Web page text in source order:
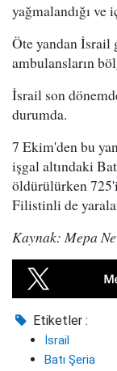
yağmalandığı
Öte yandan İsrail
ambulansların
İsrail son
durumda.
7 Ekim'den bu
işgal altındaki
öldürülürken
Filistinli de
Kaynak: Mepa
Etiketler :
İsrail
Batı Şeria